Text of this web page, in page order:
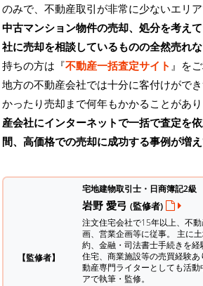
のみで、不動産取引が非常に少ないエリア
中古マンション物件の売却、処分を考え
社に売却を相談しているものの全然売れ
持ちの方は『不動産一括査定サイト 』を
地方の不動産会社では十分に客付けがで
かったり売却まで何年もかかることがあり
産会社にインターネットで一括で査定を
間、高価格での売却に成功する事例が増
【監修者】
宅地建物取引士・日商簿記2級
岩野 愛弓 (監修者)
注文住宅会社で15年以上、不
画、営業企画等に従事。 主に
約、金融・司法書士手続きを経
住宅、商業施設等の売買経験
動産専門ライターとしても活
アで執筆・監修。